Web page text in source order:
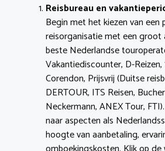
Reisbureau en
Begin met het kiezen van een
reisorganisatie met een groot
beste Nederlandse
Vakantiediscounter, D-Reizen,
Corendon, Prijsvrij (Duitse
DERTOUR, ITS Reisen,
Neckermann, ANEX Tour,
naar aspecten als
hoogte van aanbetaling,